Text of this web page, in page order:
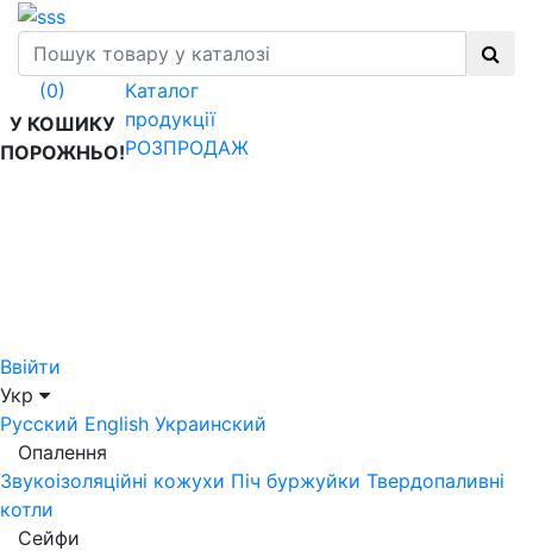
(0)
У КОШИКУ
ПОРОЖНЬО!
Каталог
продукції
РОЗПРОДАЖ
Ввійти
Укр
Русский English Украинский
Опалення
Звукоізоляційні кожухи Піч буржуйки Твердопаливні
котли
Сейфи